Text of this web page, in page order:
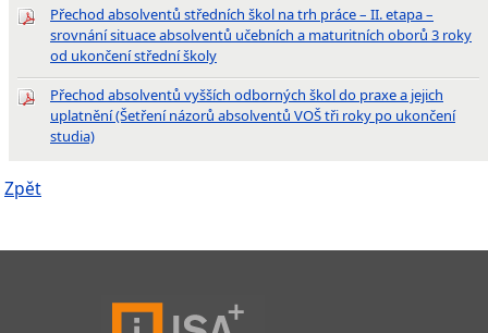
Přechod absolventů středních škol na trh práce – II. etapa –
srovnání situace absolventů učebních a maturitních oborů 3 roky
od ukončení střední školy
Přechod absolventů vyšších odborných škol do praxe a jejich
uplatnění (Šetření názorů absolventů VOŠ tři roky po ukončení
studia)
Zpět